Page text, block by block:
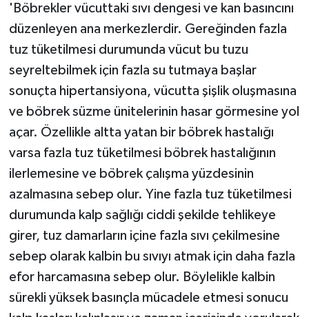
'Böbrekler vücuttaki sıvı dengesi ve kan basıncını
düzenleyen ana merkezlerdir. Gereğinden fazla
tuz tüketilmesi durumunda vücut bu tuzu
seyreltebilmek için fazla su tutmaya başlar
sonuçta hipertansiyona, vücutta şişlik oluşmasına
ve böbrek süzme ünitelerinin hasar görmesine yol
açar. Özellikle altta yatan bir böbrek hastalığı
varsa fazla tuz tüketilmesi böbrek hastalığının
ilerlemesine ve böbrek çalışma yüzdesinin
azalmasına sebep olur. Yine fazla tuz tüketilmesi
durumunda kalp sağlığı ciddi şekilde tehlikeye
girer, tuz damarların içine fazla sıvı çekilmesine
sebep olarak kalbin bu sıvıyı atmak için daha fazla
efor harcamasına sebep olur. Böylelikle kalbin
sürekli yüksek basınçla mücadele etmesi sonucu